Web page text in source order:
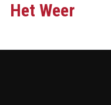
Het Weer